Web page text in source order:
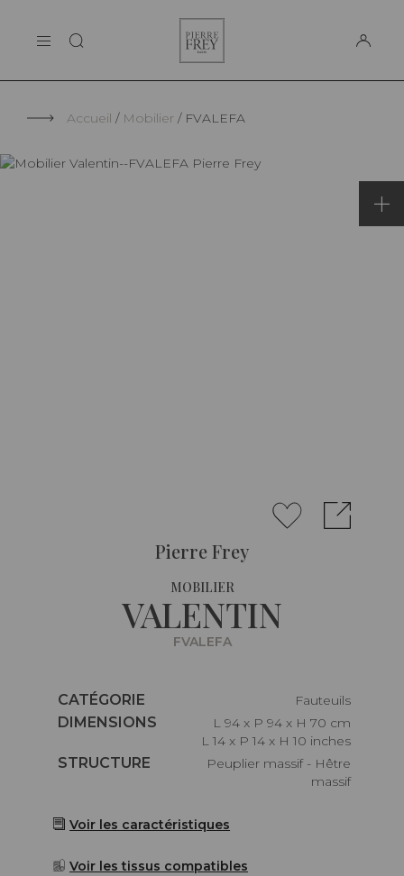
LA MAISON
Frey
Accueil Mobilier FVALEFA
Pierre Frey
MOBILIER
VALENTIN
FVALEFA
Caractéristiques
CATÉGORIE
Fauteuils
Caractéristiques
DIMENSIONS
L 94 x P 94 x H 70 cm
L 14 x P 14 x H 10 inches
Caractéristiques
STRUCTURE
Peuplier massif - Hêtre
massif
Voir les caractéristiques
Voir les tissus compatibles